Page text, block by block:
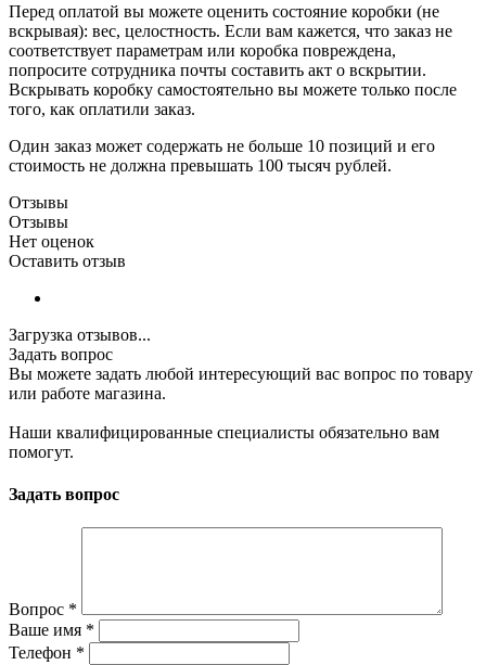
Перед оплатой вы можете оценить состояние коробки (не
вскрывая): вес, целостность. Если вам кажется, что заказ не
соответствует параметрам или коробка повреждена,
попросите сотрудника почты составить акт о вскрытии.
Вскрывать коробку самостоятельно вы можете только после
того, как оплатили заказ.
Один заказ может содержать не больше 10 позиций и его
стоимость не должна превышать 100 тысяч рублей.
Отзывы
Отзывы
Нет оценок
Оставить отзыв
Загрузка отзывов...
Задать вопрос
Вы можете задать любой интересующий вас вопрос по товару
или работе магазина.
Наши квалифицированные специалисты обязательно вам
помогут.
Задать вопрос
Вопрос *
Ваше имя *
Телефон *